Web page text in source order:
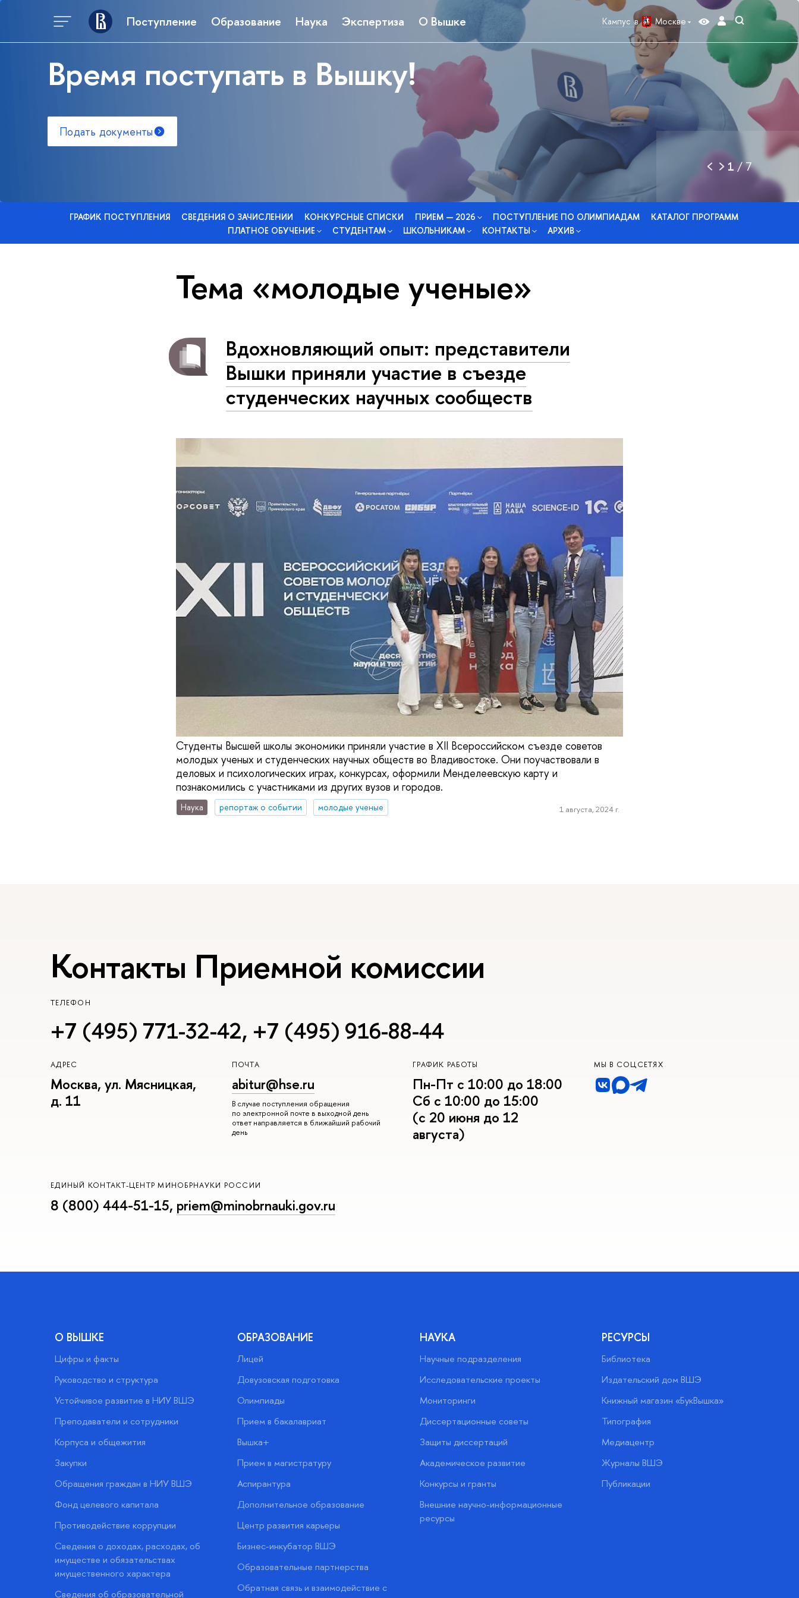
Поступление Образование Наука Экспертиза О Вышке Кампус в Москве
Время поступать в Вышку!
Подать документы
1 /7
ГРАФИК ПОСТУПЛЕНИЯ СВЕДЕНИЯ О ЗАЧИСЛЕНИИ КОНКУРСНЫЕ СПИСКИ ПРИЕМ — 2026 ПОСТУПЛЕНИЕ ПО ОЛИМПИАДАМ
КАТАЛОГ ПРОГРАММ
ПЛАТНОЕ ОБУЧЕНИЕ
СТУДЕНТАМ ШКОЛЬНИКАМ КОНТАКТЫ АРХИВ
Тема «молодые ученые»
Вдохновляющий опыт: представители
Вышки приняли участие в съезде
студенческих научных сообществ
Студенты Высшей школы экономики приняли участие в XII Всероссийском съезде советов
молодых ученых и студенческих научных обществ во Владивостоке. Они поучаствовали в
деловых и психологических играх, конкурсах, оформили Менделеевскую карту и
познакомились с участниками из других вузов и городов.
Наука репортаж о событии молодые ученые 1 августа, 2024 г.
Контакты Приемной комиссии
ТЕЛЕФОН
+7 (495) 771-32-42, +7 (495) 916-88-44
АДРЕС
Москва, ул. Мясницкая,
д. 11
ПОЧТА
abitur@hse.ru
В случае поступления обращения
по электронной почте в выходной день
ответ направляется в ближайший рабочий
день
ГРАФИК РАБОТЫ
Пн-Пт с 10:00 до 18:00
Сб с 10:00 до 15:00
(с 20 июня до 12
августа)
МЫ В СОЦСЕТЯХ
ЕДИНЫЙ КОНТАКТ-ЦЕНТР МИНОБРНАУКИ РОССИИ
8 (800) 444-51-15, priem@minobrnauki.gov.ru
О ВЫШКЕ
Цифры и факты
Руководство и структура
Устойчивое развитие в НИУ ВШЭ
Преподаватели и сотрудники
Корпуса и общежития
Закупки
Обращения граждан в НИУ ВШЭ
Фонд целевого капитала
Противодействие коррупции
Сведения о доходах, расходах, об
имуществе и обязательствах
имущественного характера
Сведения об образовательной
ОБРАЗОВАНИЕ
Лицей
Довузовская подготовка
Олимпиады
Прием в бакалавриат
Вышка+
Прием в магистратуру
Аспирантура
Дополнительное образование
Центр развития карьеры
Бизнес-инкубатор ВШЭ
Образовательные партнерства
Обратная связь и взаимодействие с
НАУКА
Научные подразделения
Исследовательские проекты
Мониторинги
Диссертационные советы
Защиты диссертаций
Академическое развитие
Конкурсы и гранты
Внешние научно-информационные
ресурсы
РЕСУРСЫ
Библиотека
Издательский дом ВШЭ
Книжный магазин «БукВышка»
Типография
Медиацентр
Журналы ВШЭ
Публикации